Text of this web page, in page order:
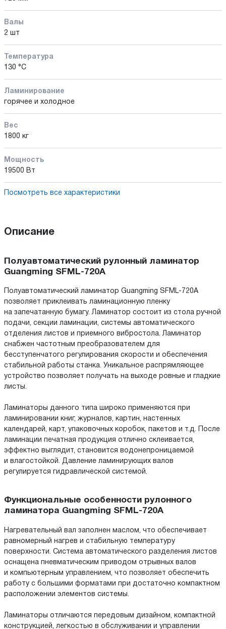
Валы
2 шт
Температура
130 °C
Ламинирование
горячее и холодное
Вес
1800 кг
Мощность
19500 Вт
Посмотреть все характеристики
Описание
Полуавтоматический рулонный ламинатор
Guangming SFML-720A
Полуавтоматический ламинатор Guangming SFML-720A
позволяет приклеивать ламинационную пленку
на запечатанную бумагу. Ламинатор состоит из стола ручной
подачи, секции ламинации, системы автоматического
отделения листов и приемного вибростола. Ламинатор
снабжен частотным преобразователем для
бесступенчатого регулирования скорости и обеспечения
стабильной работы станка. Уникальное распрямляющее
устройство позволяет получать на выходе ровные и гладкие
листы.
Ламинаторы данного типа широко применяются при
ламинировании книг, журналов, картин, настенных
календарей, карт, упаковочных коробок, пакетов и т.д. После
ламинации печатная продукция отлично склеивается,
эффектно выглядит, становится водонепроницаемой
и влагостойкой. Давление ламинирующих валов
регулируется гидравлической системой.
Функциональные особенности рулонного
ламинатора Guangming SFML-720A
Нагревательный вал заполнен маслом, что обеспечивает
равномерный нагрев и стабильную температуру
поверхности. Система автоматического разделения листов
оснащена пневматическим приводом отрывных валов
и компьютерным управлением, что позволяет обеспечить
работу с большими форматами при достаточно компактном
расположении элементов системы.
Ламинаторы отличаются передовым дизайном, компактной
конструкцией, легкостью в обслуживании и управлении